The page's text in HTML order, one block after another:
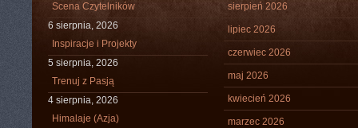
Scena Czytelników
6 sierpnia, 2026
Inspiracje i Projekty
5 sierpnia, 2026
Trenuj z Pasją
4 sierpnia, 2026
Himalaje (Azja)
sierpień 2026
lipiec 2026
czerwiec 2026
maj 2026
kwiecień 2026
marzec 2026